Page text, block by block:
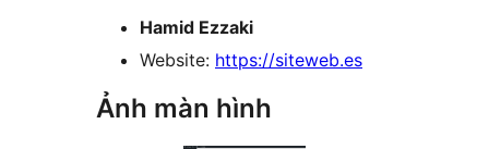
Hamid Ezzaki
Website: https://siteweb.es
Ảnh màn hình